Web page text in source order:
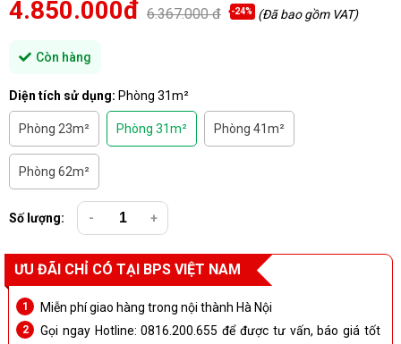
4.850.000đ 6.367.000 đ -24% (Đã bao gồm VAT)
Còn hàng
Diện tích sử dụng: Phòng 31m²
Phòng 23m² Phòng 31m² Phòng 41m²
Phòng 62m²
Số lượng: - +
ƯU ĐÃI CHỈ CÓ TẠI BPS VIỆT NAM
Miễn phí giao hàng trong nội thành Hà Nội
Gọi ngay Hotline: 0816.200.655 để được tư vấn, báo giá tốt